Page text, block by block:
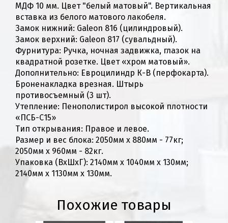
МДФ 10 мм. Цвет "белый матовый". Вертикальная
вставка из белого матового лакобеля.
Замок нижний: Galeon 816 (цилиндровый).
Замок верхний: Galeon 817 (сувальдный).
Фурнитура: Ручка, ночная задвижка, глазок на
квадратной розетке. Цвет «хром матовый».
Дополнительно: Евроцилиндр К-В (перфокарта).
Броненакладка врезная. Штырь
противосъемный (3 шт).
Утепление: Пенополистирол высокой плотности
«ПСБ-С15»
Тип открывания: Правое и левое.
Размер и вес блока: 2050мм х 880мм - 77кг;
2050мм х 960мм - 82кг.
Упаковка (ВхШхГ): 2140мм х 1040мм х 130мм;
2140мм х 1130мм х 130мм.
Похожие товары